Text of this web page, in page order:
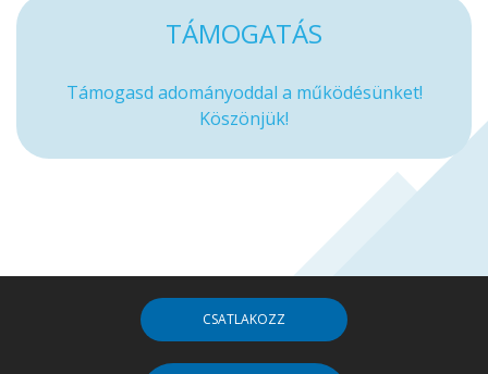
TÁMOGATÁS
Támogasd adományoddal a működésünket!
Köszönjük!
CSATLAKOZZ